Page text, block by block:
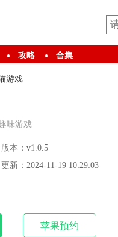
攻略 合集
游戏
味游戏
版本：v1.0.5
更新：2024-11-19 10:29:03
苹果预约